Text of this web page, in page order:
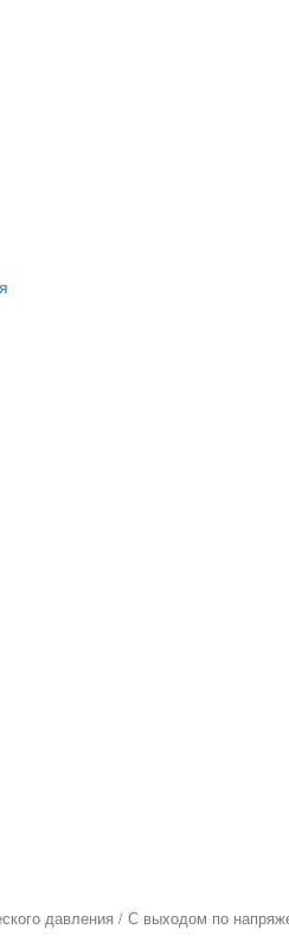
давления / С выходом по